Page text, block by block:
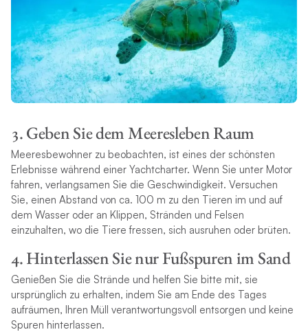
3. Geben Sie dem Meeresleben Raum
Meeresbewohner zu beobachten, ist eines der schönsten
Erlebnisse während einer Yachtcharter. Wenn Sie unter Motor
fahren, verlangsamen Sie die Geschwindigkeit. Versuchen
Sie, einen Abstand von ca. 100 m zu den Tieren im und auf
dem Wasser oder an Klippen, Stränden und Felsen
einzuhalten, wo die Tiere fressen, sich ausruhen oder brüten.
4. Hinterlassen Sie nur Fußspuren im Sand
Genießen Sie die Strände und helfen Sie bitte mit, sie
ursprünglich zu erhalten, indem Sie am Ende des Tages
aufräumen, Ihren Müll verantwortungsvoll entsorgen und keine
Spuren hinterlassen.